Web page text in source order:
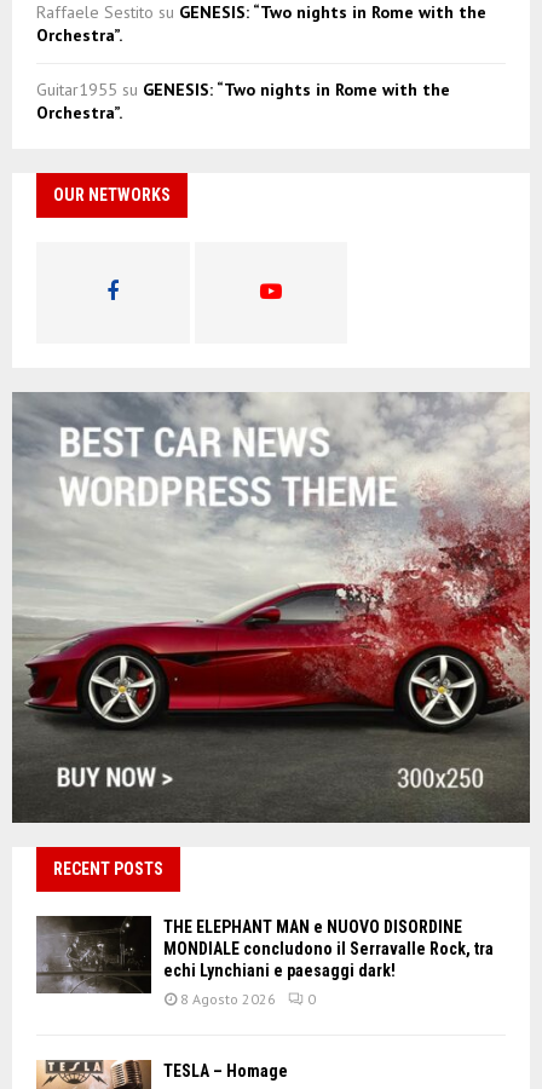
Raffaele Sestito su GENESIS: “Two nights in Rome with the
Orchestra”.
Guitar1955 su GENESIS: “Two nights in Rome with the
Orchestra”.
OUR NETWORKS
RECENT POSTS
THE ELEPHANT MAN e NUOVO DISORDINE
MONDIALE concludono il Serravalle Rock, tra
echi Lynchiani e paesaggi dark!
8 Agosto 2026 0
TESLA – Homage